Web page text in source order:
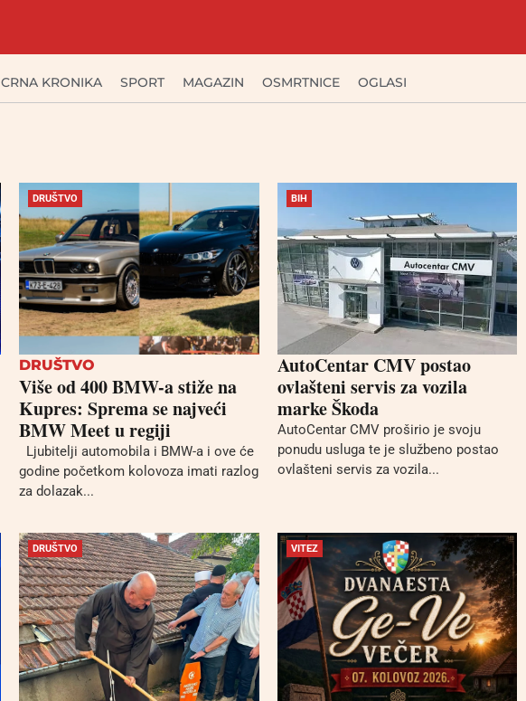
CRNA KRONIKA SPORT MAGAZIN OSMRTNICE OGLASI
DRUŠTVO
DRUŠTVO
Više od 400 BMW-a stiže na
Kupres: Sprema se najveći
BMW Meet u regiji
Ljubitelji automobila i BMW-a i ove će
godine početkom kolovoza imati razlog
za dolazak...
BIH
AutoCentar CMV postao
ovlašteni servis za vozila
marke Škoda
AutoCentar CMV proširio je svoju
ponudu usluga te je službeno postao
ovlašteni servis za vozila...
DRUŠTVO VITEZ